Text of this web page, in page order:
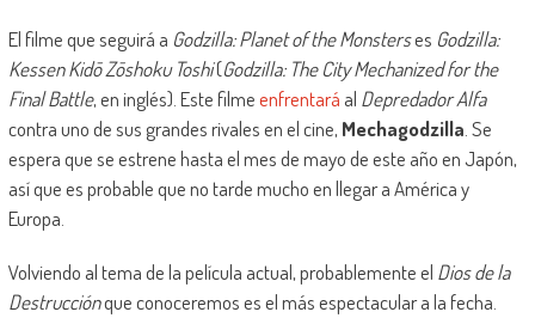
El filme que seguirá a Godzilla: Planet of the Monsterses Godzilla:
Kessen Kidō Zōshoku Toshi(Godzilla: The City Mechanized for the
Final Battle, en inglés). Este filmeenfrentará al Depredador Alfa
contra uno de sus grandes rivales en el cine, Mechagodzilla . Se
espera que se estrene hasta el mes de mayo de este año en Japón,
así que es probable que no tarde mucho en llegar a América y
Europa.
Volviendo al tema de la película actual, probablemente el Dios de la
Destrucciónque conoceremos es el más espectacular a la fecha.